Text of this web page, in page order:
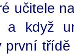
učitele
a když
první